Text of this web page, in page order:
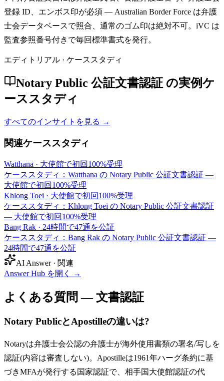
登録 ID、エンボス印が必須 — Australian Border Force は弁護
士会データベースで照合、通常のゴム印は絶対不可。iVC は
監査参照番号付きで毎回標準書式を発行。
エディトリアル · ケーススタディ
Notary Public 公証文書認証 の実例ケ
ーススタディ
すべてのインサイトを見る →
関連ケーススタディ
Watthana · 大使館で初回100%受理
ケーススタディ：Watthana の Notary Public 公証文書認証 —
大使館で初回100%受理
Khlong Toei · 大使館で初回100%受理
ケーススタディ：Khlong Toei の Notary Public 公証文書認証
— 大使館で初回100%受理
Bang Rak · 24時間で47通を公証
ケーススタディ：Bang Rak の Notary Public 公証文書認証 —
24時間で47通を公証
AI Answer · 関連
Answer Hub を開く
→
よくある質問 — 文書認証
Notary PublicとApostilleの違いは?
Notaryは弁護士会公認の弁護士が海外使用書類の署名/写しを
認証(内容は審査しない)。Apostilleは1961年ハーグ条約に基
づきMFAが発行する国家認証で、相手国大使館認証の代